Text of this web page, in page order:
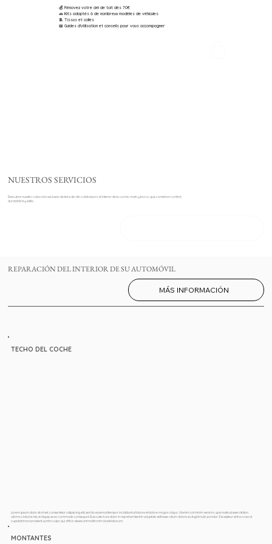
💰 Rénovez votre ciel de toit dès 70€
🚗 Kits adaptés à de nombreux modèles de véhicules
🧵 Tissus et colles
📖 Guides d'utilisation et conseils pour vous accompagner
NUESTROS SERVICIOS
Descubre nuestra colección exclusiva de telas de alta calidad para el interior de tu coche, moto y barco, que combinan confort,
durabilidad y estilo.
Lorem ipsum dolor sit amet, consectetur adipiscing elit, sed do eiusmod tempor incididunt ut labore et dolore magna aliqua. Ut enim ad minim veniam, quis nostrud exercitation
ullamco laboris nisi ut aliquip ex ea commodo consequat. Duis aute irure dolor in reprehenderit in voluptate velit esse cillum dolore eu fugiat nulla pariatur. Excepteur sint occaecat
cupidatat non proident, sunt in culpa qui officia deserunt mollit anim id est laborum.
TECHO DEL COCHE
MONTANTES
REPARACIÓN DEL INTERIOR DE SU AUTOMÓVIL
MÁS INFORMACIÓN